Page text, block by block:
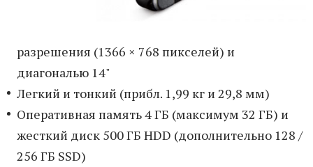
разрешения (1366 × 768 пикселей) и
диагональю 14"
Легкий и тонкий (прибл. 1,99 кг и 29,8 мм)
Оперативная память 4 ГБ (максимум 32 ГБ) и
жесткий диск 500 ГБ HDD (дополнительно 128 /
256 ГБ SSD)